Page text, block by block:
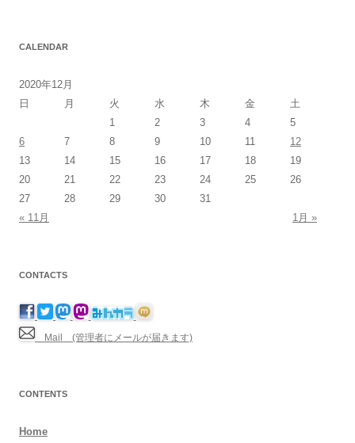
CALENDAR
2020年12月
日
月 火 水 木 金
土
1
2 3 4
5
6
7 8 9 10 11
12
13
14 15 16 17 18
19
20
21 22 23 24 25
26
27
28 29 30
31
« 11月
1月 »
CONTACTS
Mail (管理者にメールが届きます)
CONTENTS
Home